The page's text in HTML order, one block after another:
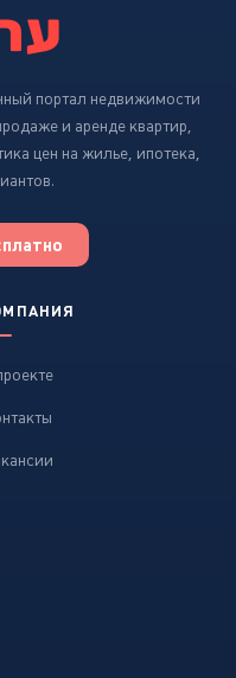
портал недвижимости
и аренде квартир,
цен на жилье, ипотека,